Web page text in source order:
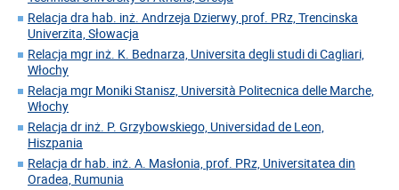
Relacja dra hab. inż. Andrzeja Dzierwy, prof. PRz, Trencinska
Univerzita, Słowacja
Relacja mgr inż. K. Bednarza, Universita degli studi di Cagliari,
Włochy
Relacja mgr Moniki Stanisz, Università Politecnica delle Marche,
Włochy
Relacja dr inż. P. Grzybowskiego, Universidad de Leon,
Hiszpania
Relacja dr hab. inż. A. Masłonia, prof. PRz, Universitatea din
Oradea, Rumunia